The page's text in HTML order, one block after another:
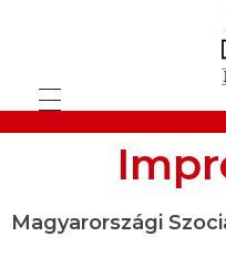
Magyarországi